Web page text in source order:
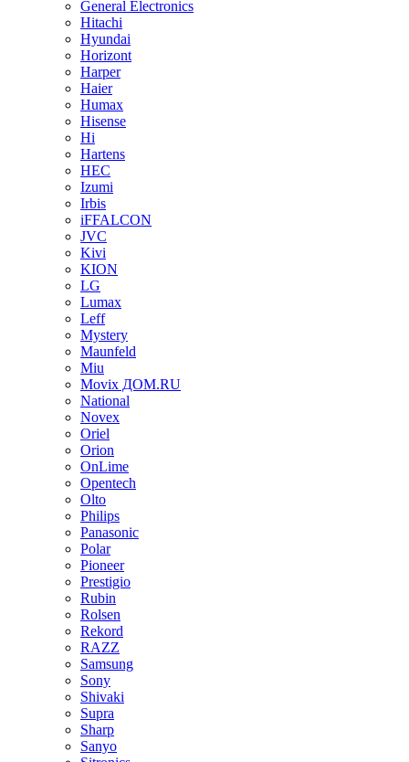
General Electronics
Hitachi
Hyundai
Horizont
Harper
Haier
Humax
Hisense
Hi
Hartens
HEC
Izumi
Irbis
iFFALCON
JVC
Kivi
KION
LG
Lumax
Leff
Mystery
Maunfeld
Miu
Movix ДОМ.RU
National
Novex
Oriel
Orion
OnLime
Opentech
Olto
Philips
Panasonic
Polar
Pioneer
Prestigio
Rubin
Rolsen
Rekord
RAZZ
Samsung
Sony
Shivaki
Supra
Sharp
Sanyo